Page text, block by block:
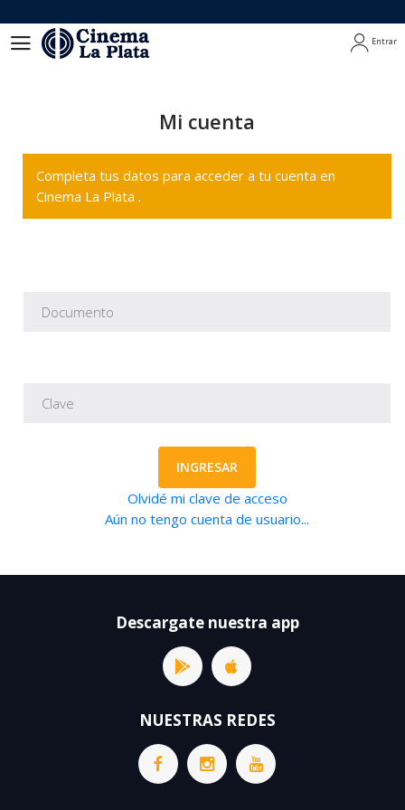
Entrar
Mi cuenta
Completa tus datos para acceder a tu cuenta en
Cinema La Plata .
INGRESAR
Olvidé mi clave de acceso
Aún no tengo cuenta de usuario...
Descargate nuestra app
NUESTRAS REDES